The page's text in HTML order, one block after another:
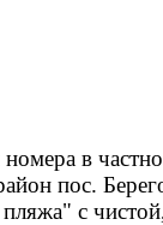
в
пос.
с